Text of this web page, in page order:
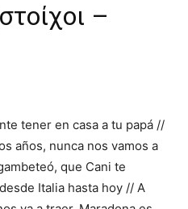
–
tener en casa a tu papá //
años, nunca nos vamos a
que Cani te
Italia hasta hoy // A